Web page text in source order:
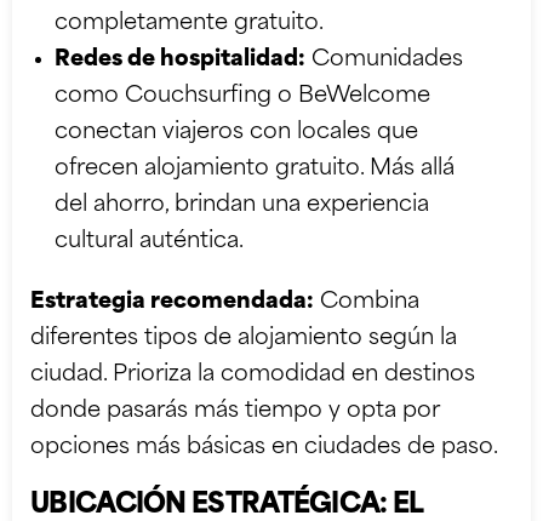
completamente gratuito.
Redes de hospitalidad: Comunidades
como Couchsurfing o BeWelcome
conectan viajeros con locales que
ofrecen alojamiento gratuito. Más allá
del ahorro, brindan una experiencia
cultural auténtica.
Estrategia recomendada: Combina
diferentes tipos de alojamiento según la
ciudad. Prioriza la comodidad en destinos
donde pasarás más tiempo y opta por
opciones más básicas en ciudades de paso.
UBICACIÓN ESTRATÉGICA: EL